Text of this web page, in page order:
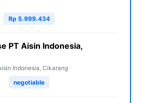
Rp 5.999.434
PT Aisin Indonesia,
Indonesia, Cikarang
negotiable